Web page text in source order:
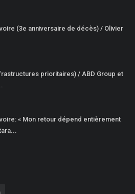
(3e anniversaire de décès) / Olivier
prioritaires) / ABD Group et
« Mon retour dépend entièrement